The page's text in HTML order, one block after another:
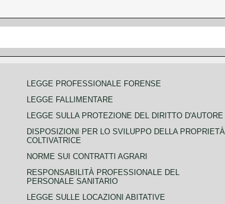
LEGGE PROFESSIONALE FORENSE
LEGGE FALLIMENTARE
LEGGE SULLA PROTEZIONE DEL DIRITTO D'AUTORE
DISPOSIZIONI PER LO SVILUPPO DELLA PROPRIETÀ
COLTIVATRICE
NORME SUI CONTRATTI AGRARI
RESPONSABILITÀ PROFESSIONALE DEL
PERSONALE SANITARIO
LEGGE SULLE LOCAZIONI ABITATIVE